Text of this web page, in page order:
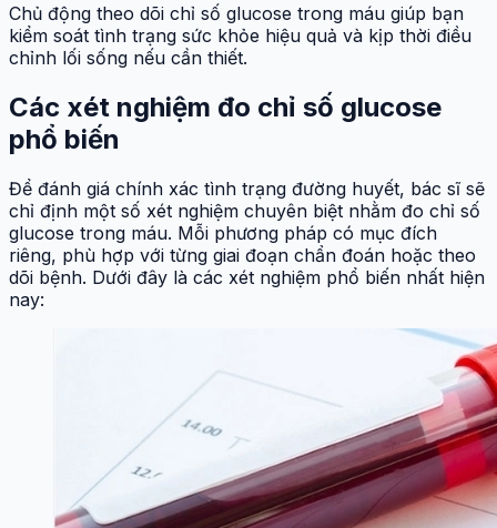
Chủ động theo dõi chỉ số glucose trong máu giúp bạn
kiểm soát tình trạng sức khỏe hiệu quả và kịp thời điều
chỉnh lối sống nếu cần thiết.
Các xét nghiệm đo chỉ số glucose
phổ biến
Để đánh giá chính xác tình trạng đường huyết, bác sĩ sẽ
chỉ định một số xét nghiệm chuyên biệt nhằm đo chỉ số
glucose trong máu. Mỗi phương pháp có mục đích
riêng, phù hợp với từng giai đoạn chẩn đoán hoặc theo
dõi bệnh. Dưới đây là các xét nghiệm phổ biến nhất hiện
nay: